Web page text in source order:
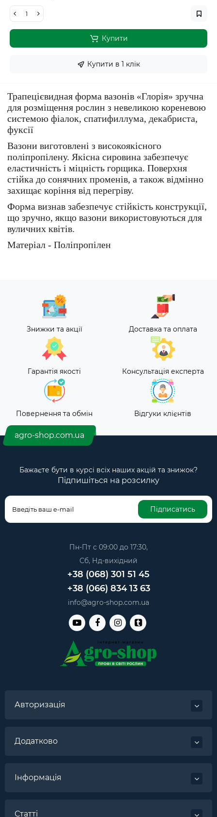
Купити
Купити в 1 клiк
Трапецієвидная форма вазонів «Глорія» зручна
для розміщення рослин з невеликою кореневою
системою фіалок, спатифиллума, декабриста,
фуксії
Вазони виготовлені з високоякісного
поліпропілену. Якісна сировина забезпечує
еластичність і міцність горщика. Поверхня
стійка до сонячних променів, а також відмінно
захищає коріння від перегріву.
Форма визнав забезпечує стійкість конструкції,
що зручно, якщо вазони використовуються для
вуличних квітів.
Матеріал - Поліпропілен
Знижки та акції Доставка та оплата
Гарантія якості Консультація експерта
Повернення та обмін Відгуки клієнтів
agro-shop.com.ua
Бажаєте бути в курсі всіх наших акцій та знижок?
Підпишіться на розсилку
Підписатись
Пн-Пт с 09:00 до 17:30,
Сб, Нд-вихідний
+38 (068) 301 51 45
+38 (066) 834 13 63
info@agro-shop.com.ua
Авторизація
Додатково
Інформація
Статті